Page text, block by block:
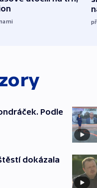
Podle
dokázala